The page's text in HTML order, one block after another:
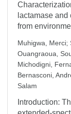
lactamase
from
Muhigwa, Merci;
Ouangraoua,
Michodigni,
Bernasconi,
Salam
Introduction: